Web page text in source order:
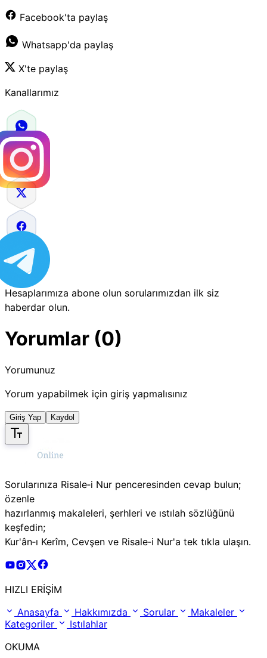
Facebook'ta paylaş
Whatsapp'da paylaş
X'te paylaş
Kanallarımız
Hesaplarımıza abone olun sorularımızdan ilk siz
haberdar olun.
Yorumlar (0)
Yorumunuz
Yorum yapabilmek için giriş yapmalısınız
Giriş Yap Kaydol
Sorularınıza Risale‑i Nur penceresinden cevap bulun;
özenle
hazırlanmış makaleleri, şerhleri ve ıstılah sözlüğünü
keşfedin;
Kur'ân‑ı Kerîm, Cevşen ve Risale‑i Nur'a tek tıkla ulaşın.
Risale Online Youtube Hesabı
Risale Online Instagram Hesabı
Risale Online X Hesabı
HIZLI ERİŞİM
Anasayfa
Hakkımızda Sorular
Makaleler
Kategoriler
Istılahlar
OKUMA